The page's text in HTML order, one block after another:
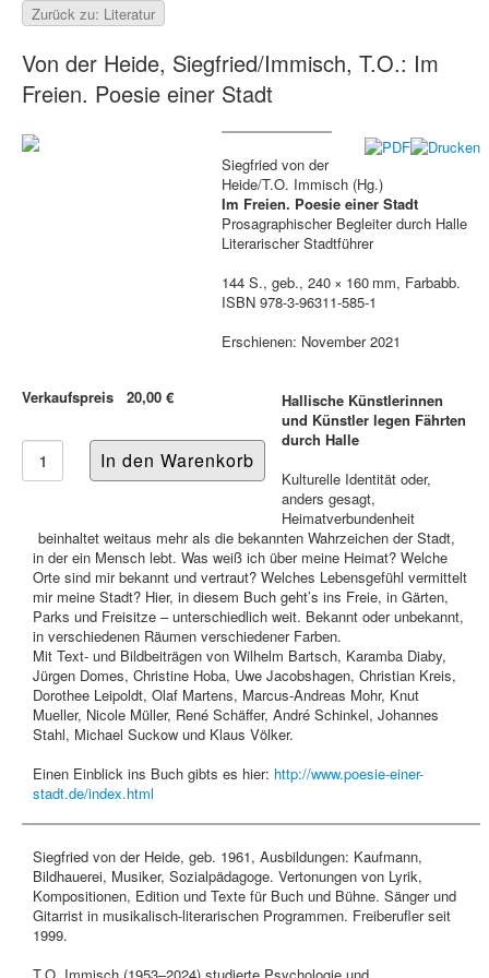
Zurück zu: Literatur
Von der Heide, Siegfried/Immisch, T.O.: Im
Freien. Poesie einer Stadt
Verkaufspreis 20,00 €
Siegfried von der
Heide/T.O. Immisch (Hg.)
Im Freien. Poesie einer Stadt
Prosagraphischer Begleiter durch Halle
Literarischer Stadtführer
144 S., geb., 240 × 160 mm, Farbabb.
ISBN 978-3-96311-585-1
Erschienen: November 2021
Hallische Künstlerinnen
und Künstler legen Fährten
durch Halle
Kulturelle Identität oder,
anders gesagt,
Heimatverbundenheit
beinhaltet weitaus mehr als die bekannten Wahrzeichen der Stadt,
in der ein Mensch lebt. Was weiß ich über meine Heimat? Welche
Orte sind mir bekannt und vertraut? Welches Lebensgefühl vermittelt
mir meine Stadt? Hier, in diesem Buch geht’s ins Freie, in Gärten,
Parks und Freisitze – unterschiedlich weit. Bekannt oder unbekannt,
in verschiedenen Räumen verschiedener Farben.
Mit Text- und Bildbeiträgen von Wilhelm Bartsch, Karamba Diaby,
Jürgen Domes, Christine Hoba, Uwe Jacobshagen, Christian Kreis,
Dorothee Leipoldt, Olaf Martens, Marcus-Andreas Mohr, Knut
Mueller, Nicole Müller, René Schäffer, André Schinkel, Johannes
Stahl, Michael Suckow und Klaus Völker.
Einen Einblick ins Buch gibts es hier: http://www.poesie-einer-
stadt.de/index.html
Siegfried von der Heide, geb. 1961, Ausbildungen: Kaufmann,
Bildhauerei, Musiker, Sozialpädagoge. Vertonungen von Lyrik,
Kompositionen, Edition und Texte für Buch und Bühne. Sänger und
Gitarrist in musikalisch-literarischen Programmen. Freiberufler seit
1999.